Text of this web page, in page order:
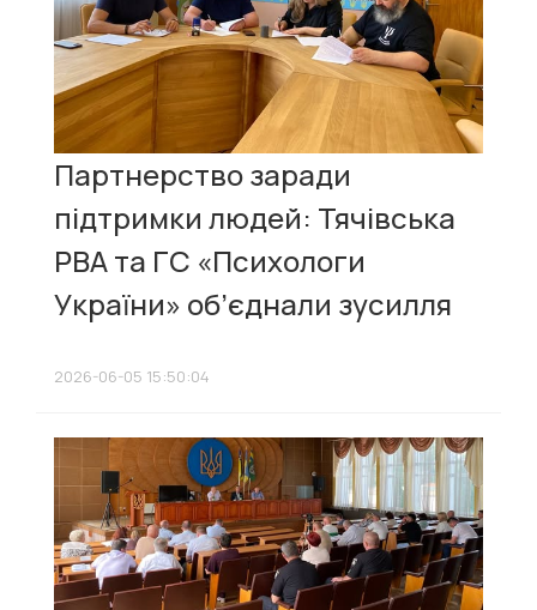
Партнерство заради
підтримки людей: Тячівська
РВА та ГС «Психологи
України» об’єднали зусилля
2026-06-05 15:50:04